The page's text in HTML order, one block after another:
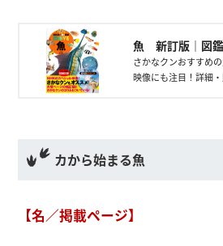
魚 新訂版｜図
さかなクンおすすめ
映像にも注目！詳細・
カから始まる魚
【名／掲載ページ】